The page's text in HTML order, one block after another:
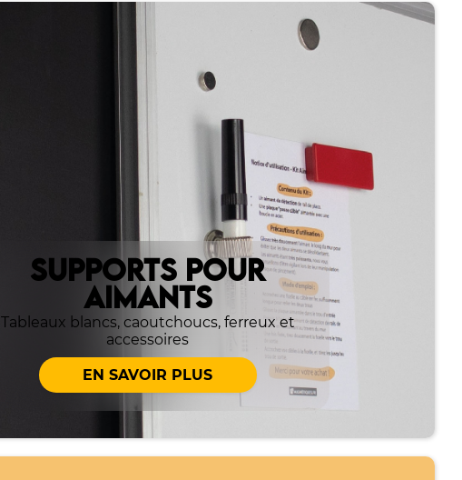
SUPPORTS POUR
AIMANTS
Tableaux blancs, caoutchoucs, ferreux et
accessoires
EN SAVOIR PLUS